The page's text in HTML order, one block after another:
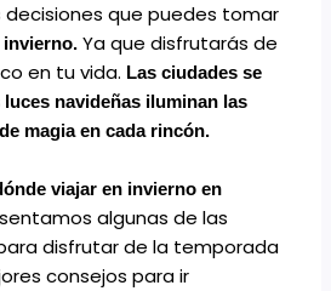
decisiones que puedes tomar
Ya que disfrutarás de
en tu vida. Las ciudades se
navideñas iluminan las
magia en cada rincón.
viajar en invierno en
algunas de las
disfrutar de la temporada
consejos para ir